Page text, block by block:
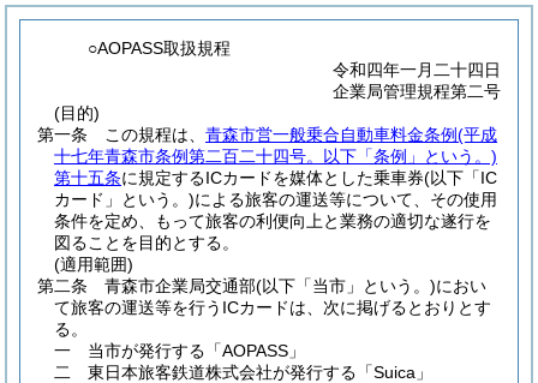
○AOPASS取扱規程
令和四年一月二十四日
企業局管理規程第二号
(目的)
第一条
この規程は、 青森市営一般乗合自動車料金条例(平成
十七年青森市条例第二百二十四号。以下「条例」という。)
第十五条に規定するICカードを媒体とした乗車券(以下「IC
カード」という。)による旅客の運送等について、その使用
条件を定め、もって旅客の利便向上と業務の適切な遂行を
図ることを目的とする。
(適用範囲)
第二条
青森市企業局交通部(以下「当市」という。)におい
て旅客の運送等を行うICカードは、次に掲げるとおりとす
る。
一
当市が発行する「AOPASS」
二
東日本旅客鉄道株式会社が発行する「Suica」